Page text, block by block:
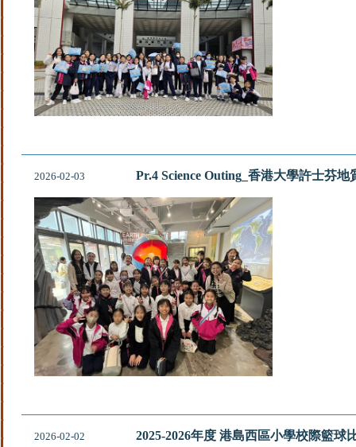
2026-02-03 Pr.4 Science Outing_香港大學許士芬地
2026-02-02 2025-2026年度 港島西區小學校際籃球